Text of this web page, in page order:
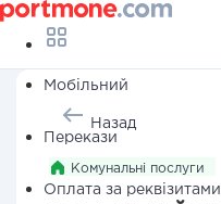
Мобільний
Перекази
Оплата за реквізитами
Назад
Комунальні послуги